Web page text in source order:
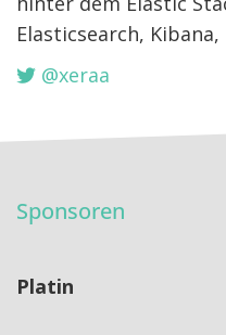
Elasticsearch,
@xeraa
Sponsoren
Platin